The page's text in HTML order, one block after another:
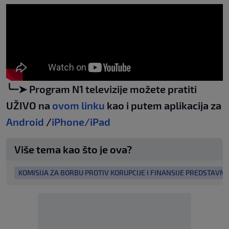
╰┈➤ Program N1 televizije možete pratiti
UŽIVO na ovom linku kao i putem aplikacija za
Android /iPhone/iPad
Više tema kao što je ova?
KOMISIJA ZA BORBU PROTIV KORUPCIJE I FINANSIJE